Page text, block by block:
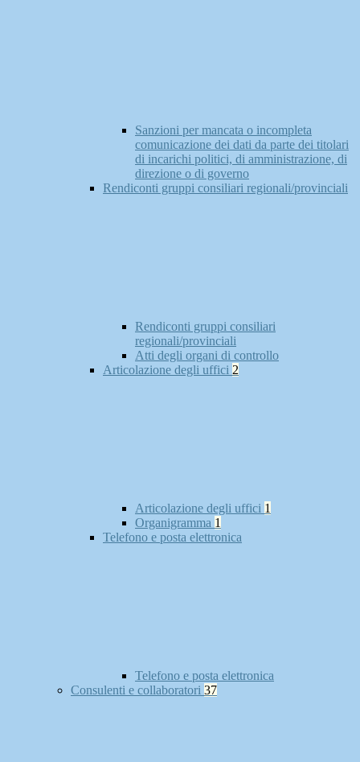
Sanzioni per mancata o incompleta
comunicazione dei dati da parte dei titolari
di incarichi politici, di amministrazione, di
direzione o di governo
Rendiconti gruppi consiliari regionali/provinciali
Rendiconti gruppi consiliari
regionali/provinciali
Atti degli organi di controllo
Articolazione degli uffici 2
Articolazione degli uffici 1
Organigramma 1
Telefono e posta elettronica
Telefono e posta elettronica
Consulenti e collaboratori 37